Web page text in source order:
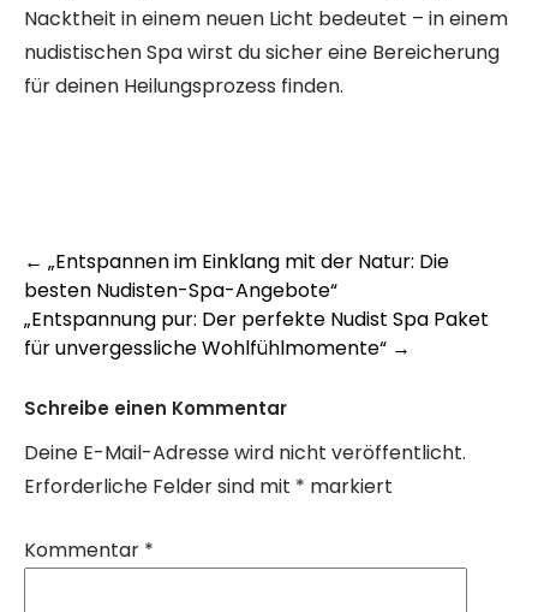
Nacktheit in einem neuen Licht bedeutet – in einem
nudistischen Spa wirst du sicher eine Bereicherung
für deinen Heilungsprozess finden.
Post
navigation
← „Entspannen im Einklang mit der Natur: Die
besten Nudisten-Spa-Angebote“
„Entspannung pur: Der perfekte Nudist Spa Paket
für unvergessliche Wohlfühlmomente“ →
Schreibe einen Kommentar
Deine E-Mail-Adresse wird nicht veröffentlicht.
Erforderliche Felder sind mit * markiert
Kommentar *